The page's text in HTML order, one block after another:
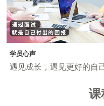
学员心声
遇见成长，遇见更好的自
课